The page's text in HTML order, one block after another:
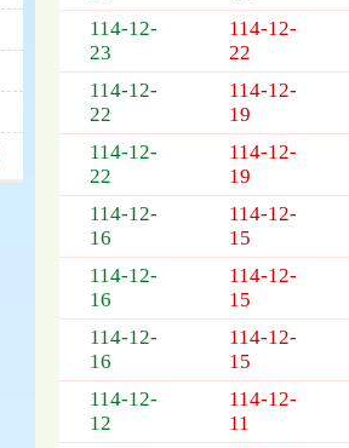
114-12-
23
114-12-
22
114-12-
22
114-12-
19
114-12-
22
114-12-
19
114-12-
16
114-12-
15
114-12-
16
114-12-
15
114-12-
16
114-12-
15
114-12-
12
114-12-
11